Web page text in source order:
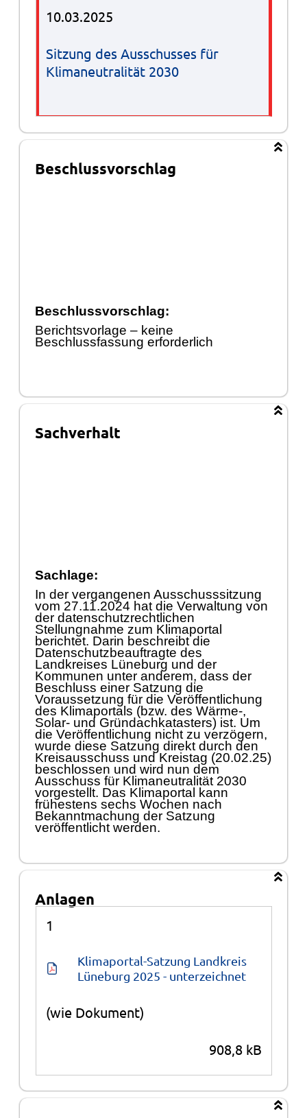
10.03.2025
Sitzung des Ausschusses für
Klimaneutralität 2030
Beschlussvorschlag
Beschlussvorschlag:
Berichtsvorlage– keine
Beschlussfassung erforderlich
Sachverhalt
Sachlage:
In der vergangenen Ausschusssitzung
vom 27.11.2024 hat die Verwaltung von
derdatenschutzrechtlichen
Stellungnahmezum Klimaportal
berichtet. Darin beschreibt die
Datenschutzbeauftragte des
Landkreises Lüneburg und der
Kommunen unter anderem, dass der
Beschluss einer Satzung die
Voraussetzung für die Veröffentlichung
des Klimaportals (bzw. des Wärme-,
Solar- und Gründachkatasters) ist. Um
die Veröffentlichung nicht zu verzögern,
wurde diese Satzung direkt durch den
Kreisausschuss und Kreistag (20.02.25)
beschlossen und wird nun dem
Ausschuss für Klimaneutralität 2030
vorgestellt. Das Klimaportal kann
frühestens sechs Wochen nach
Bekanntmachung der Satzung
veröffentlicht werden.
Anlagen
1
Klimaportal-Satzung Landkreis
Lüneburg 2025 - unterzeichnet
(wie Dokument)
908,8 kB